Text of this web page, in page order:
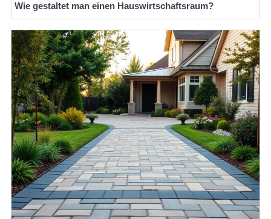
Wie gestaltet man einen Hauswirtschaftsraum?